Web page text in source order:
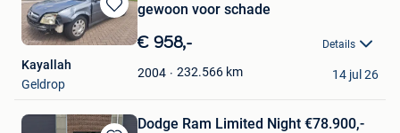
Bewaren
in
Favorieten
gewoon voor schade
€ 958,- Details
2004 232.566 km
Kayallah
Geldrop
14 jul 26
Dodge Ram Limited Night €78.900,-